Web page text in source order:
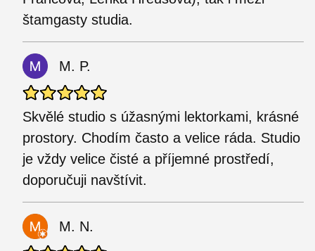
štamgasty studia.
M. P.
Skvělé studio s úžasnými lektorkami, krásné
prostory. Chodím často a velice ráda. Studio
je vždy velice čisté a příjemné prostředí,
doporučuji navštívit.
M. N.